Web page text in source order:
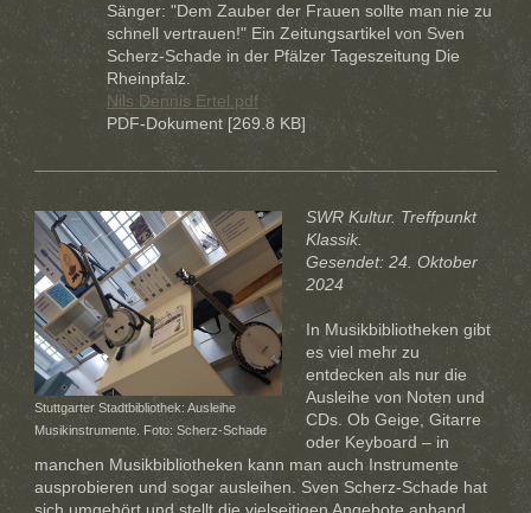
Sänger: "Dem Zauber der Frauen sollte man nie zu
schnell vertrauen!" Ein Zeitungsartikel von Sven
Scherz-Schade in der Pfälzer Tageszeitung Die
Rheinpfalz.
Nils Dennis Ertel.pdf
PDF-Dokument [269.8 KB]
Stuttgarter Stadtbibliothek: Ausleihe
Musikinstrumente. Foto: Scherz-Schade
SWR Kultur. Treffpunkt
Klassik.
Gesendet: 24. Oktober
2024
In Musikbibliotheken gibt
es viel mehr zu
entdecken als nur die
Ausleihe von Noten und
CDs. Ob Geige, Gitarre
oder Keyboard – in
manchen Musikbibliotheken kann man auch Instrumente
ausprobieren und sogar ausleihen. Sven Scherz-Schade hat